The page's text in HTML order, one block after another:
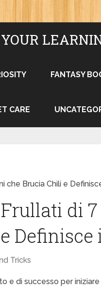
FANTASY
CARE
che Brucia Chili e
di
Tricks
e di successo per